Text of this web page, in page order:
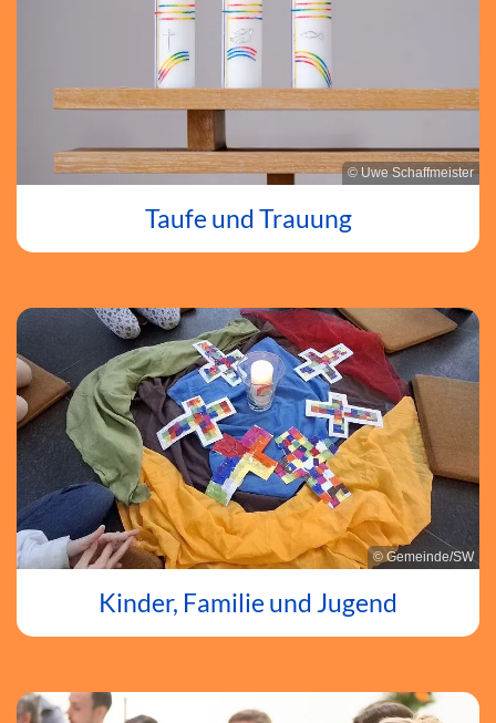
© Uwe Schaffmeister
Taufe und Trauung
© Gemeinde/SW
Kinder, Familie und Jugend